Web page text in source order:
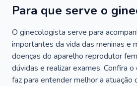
Para que serve o
O ginecologista serve para
importantes da vida das meninas e
doenças do aparelho reprodutor
dúvidas e realizar exames. Confira
faz para entender melhor a atuação